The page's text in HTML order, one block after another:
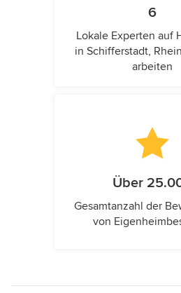
6
Lokale Experten auf
in Schifferstadt,
arbeiten
Über
Gesamtanzahl der
von